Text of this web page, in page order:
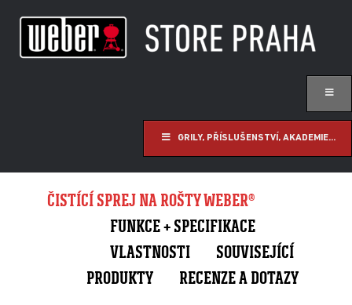
GRILY, PŘÍSLUŠENSTVÍ, AKADEMIE...
ČISTÍCÍ SPREJ NA ROŠTY WEBER®
FUNKCE + SPECIFIKACE
VLASTNOSTI
SOUVISEJÍCÍ
PRODUKTY
RECENZE A DOTAZY